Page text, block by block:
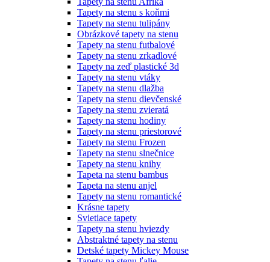
Tapety na stenu s koňmi
Tapety na stenu tulipány
Obrázkové tapety na stenu
Tapety na stenu futbalové
Tapety na stenu zrkadlové
Tapety na zeď plastické 3d
Tapety na stenu vtáky
Tapety na stenu dlažba
Tapety na stenu dievčenské
Tapety na stenu zvieratá
Tapety na stenu hodiny
Tapety na stenu priestorové
Tapety na stenu Frozen
Tapety na stenu slnečnice
Tapety na stenu knihy
Tapeta na stenu bambus
Tapeta na stenu anjel
Tapety na stenu romantické
Krásne tapety
Svietiace tapety
Tapety na stenu hviezdy
Abstraktné tapety na stenu
Detské tapety Mickey Mouse